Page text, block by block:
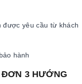
được yêu cầu từ khách
hành
3 HƯỚNG